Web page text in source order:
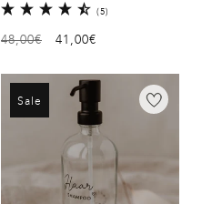
(5)
Normaler
48,00€ Verkaufspreis
41,00€
Sale